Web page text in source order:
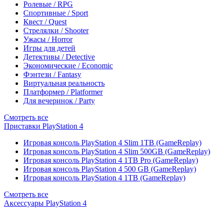
Ролевые / RPG
Спортивные / Sport
Квест / Quest
Стрелялки / Shooter
Ужасы / Horror
Игры для детей
Детективы / Detective
Экономические / Economic
Фэнтези / Fantasy
Виртуальная реальность
Платформер / Platformer
Для вечеринок / Party
Смотреть все
Приставки PlayStation 4
Игровая консоль PlayStation 4 Slim 1TB (GameReplay)
Игровая консоль PlayStation 4 Slim 500GB (GameReplay)
Игровая консоль PlayStation 4 1TB Pro (GameReplay)
Игровая консоль PlayStation 4 500 GB (GameReplay)
Игровая консоль PlayStation 4 1TB (GameReplay)
Смотреть все
Аксессуары PlayStation 4